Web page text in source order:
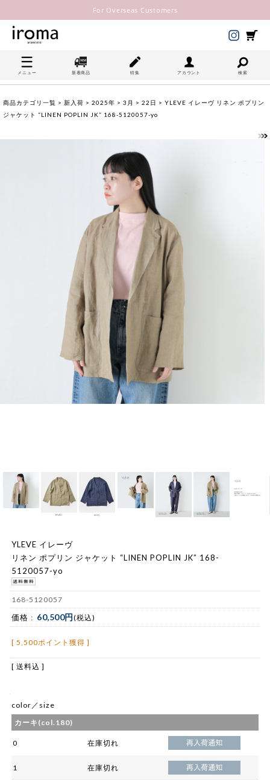
For Overseas Customers
メニュー 新着商品 特集 アカウント 検索
商品カテゴリ一覧 > 新入荷 > 2025年 > 3月 > 22日 > YLEVE イレーヴ リネン ポプリン
ジャケット “LINEN POPLIN JK” 168-5120057-yo
YLEVE イレーヴ
リネン ポプリン ジャケット “LINEN POPLIN JK” 168-
5120057-yo
168-5120057
価格 : 60,500円(税込)
[ 5,500ポイント獲得 ]
[ 送料込 ]
color／size
カーキ(col.180)
0 在庫切れ
1 在庫切れ